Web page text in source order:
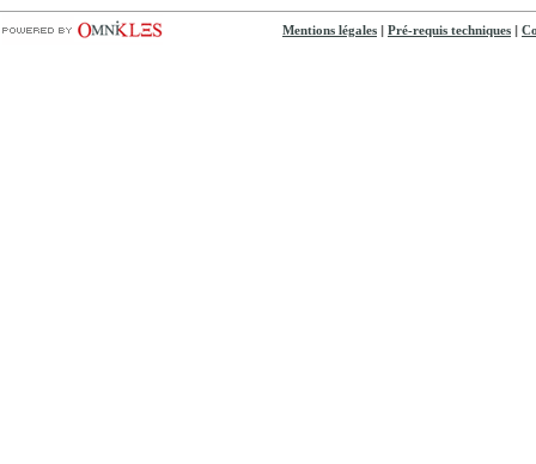
Mentions légales Pré-requis techniques